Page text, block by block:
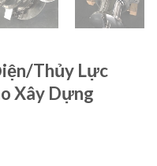
Thủy Lực
Xây Dựng